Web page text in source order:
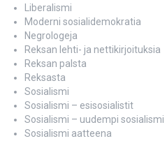
Liberalismi
Moderni sosialidemokratia
Negrologeja
Reksan lehti- ja nettikirjoituksia
Reksan palsta
Reksasta
Sosialismi
Sosialismi – esisosialistit
Sosialismi – uudempi sosialismi
Sosialismi aatteena